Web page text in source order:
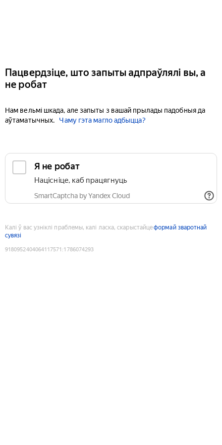
Пацвердзіце, што запыты адпраўлялі вы, а
не робат
Нам вельмі шкада, але запыты з вашай прылады падобныя да
аўтаматычных.
Чаму гэта магло адбыцца?
Я не робат
Націсніце, каб працягнуць
SmartCaptcha by Yandex Cloud
Калі ў вас узніклі праблемы, калі ласка, скарыстайцеформай зваротнай
сувязі
9180952404064117571 :1786074293